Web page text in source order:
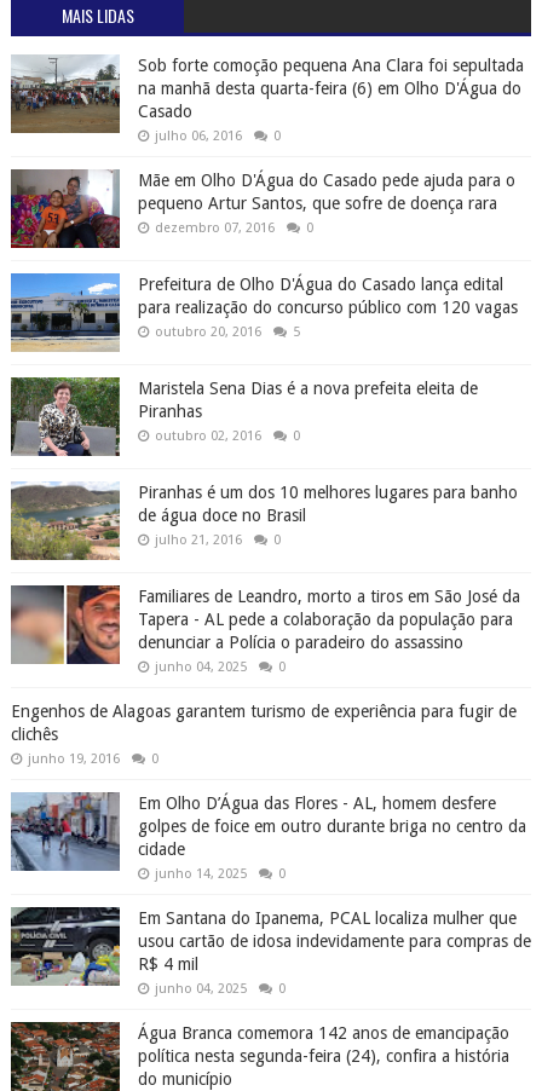
MAIS LIDAS
Sob forte comoção pequena Ana Clara foi sepultada
na manhã desta quarta-feira (6) em Olho D'Água do
Casado
julho 06, 2016 0
Mãe em Olho D'Água do Casado pede ajuda para o
pequeno Artur Santos, que sofre de doença rara
dezembro 07, 2016 0
Prefeitura de Olho D'Água do Casado lança edital
para realização do concurso público com 120 vagas
outubro 20, 2016 5
Maristela Sena Dias é a nova prefeita eleita de
Piranhas
outubro 02, 2016 0
Piranhas é um dos 10 melhores lugares para banho
de água doce no Brasil
julho 21, 2016 0
Familiares de Leandro, morto a tiros em São José da
Tapera - AL pede a colaboração da população para
denunciar a Polícia o paradeiro do assassino
junho 04, 2025 0
Engenhos de Alagoas garantem turismo de experiência para fugir de
clichês
junho 19, 2016 0
Em Olho D’Água das Flores - AL, homem desfere
golpes de foice em outro durante briga no centro da
cidade
junho 14, 2025 0
Em Santana do Ipanema, PCAL localiza mulher que
usou cartão de idosa indevidamente para compras de
R$ 4 mil
junho 04, 2025 0
Água Branca comemora 142 anos de emancipação
política nesta segunda-feira (24), confira a história
do município